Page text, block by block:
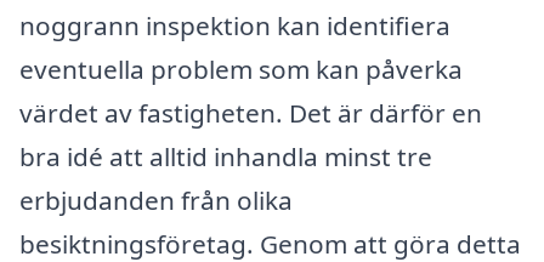
noggrann inspektion kan identifiera
eventuella problem som kan påverka
värdet av fastigheten. Det är därför en
bra idé att alltid inhandla minst tre
erbjudanden från olika
besiktningsföretag. Genom att göra detta